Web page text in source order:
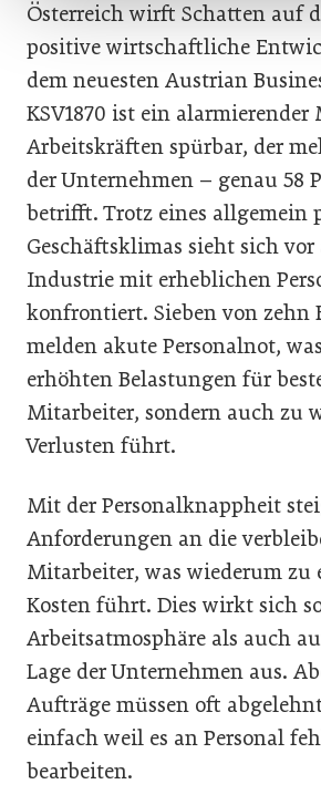
Österreich wirft Schatten auf
positive wirtschaftliche
dem neuesten Austrian
KSV1870 ist ein alarmierender
Arbeitskräften spürbar, der
der Unternehmen – genau 58
betrifft. Trotz eines allgemein
Geschäftsklimas sieht sich
Industrie mit erheblichen
konfrontiert. Sieben von zehn
melden akute Personalnot,
erhöhten Belastungen für
Mitarbeiter, sondern auch zu
Verlusten führt.
Mit der Personalknappheit
Anforderungen an die
Mitarbeiter, was wiederum zu
Kosten führt. Dies wirkt sich
Arbeitsatmosphäre als auch
Lage der Unternehmen aus.
Aufträge müssen oft
einfach weil es an Personal
bearbeiten.